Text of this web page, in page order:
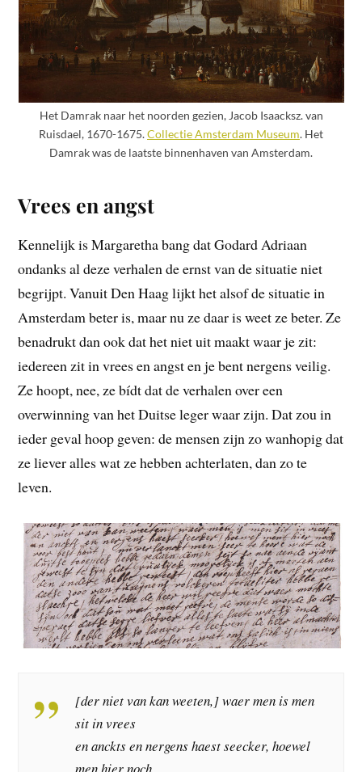
Het Damrak naar het noorden gezien, Jacob Isaacksz. van
Ruisdael, 1670-1675.Collectie Amsterdam Museum. Het
Damrak was de laatste binnenhaven van Amsterdam.
Vrees en angst
Kennelijk is Margaretha bang dat Godard Adriaan
ondanks al deze verhalen de ernst van de situatie niet
begrijpt. Vanuit Den Haag lijkt het alsof de situatie in
Amsterdam beter is, maar nu ze daar is weet ze beter. Ze
benadrukt dan ook dat het niet uit maakt waar je zit:
iedereen zit in vrees en angst en je bent nergens veilig.
Ze hoopt, nee, ze bídt dat de verhalen over een
overwinning van het Duitse leger waar zijn. Dat zou in
ieder geval hoop geven: de mensen zijn zo wanhopig dat
ze liever alles wat ze hebben achterlaten, dan zo te
leven.
[der niet van kan weeten,] waer men is men
sit in vrees
en anckts en nergens haest seecker, hoewel